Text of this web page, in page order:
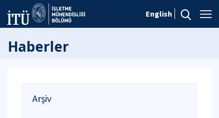
English
Haberler
Arşiv